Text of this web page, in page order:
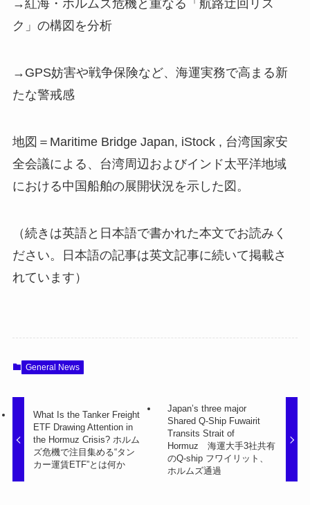
→紅海・ホルムズ危機と重なる「航路迂回リス
ク」の構図を分析
→GPS妨害や戦争保険など、海運実務で高まる新
たな警戒感
地図＝Maritime Bridge Japan, iStock , 台湾国家安
全会議による、台湾周辺およびインド太平洋地域
における中国船舶の展開状況を示した図。
（続きは英語と日本語で書かれた本文でお読みく
ださい。日本語の記事は英文記事に続いて掲載さ
れています）
General News
What Is the Tanker Freight
ETF Drawing Attention in
the Hormuz Crisis? ホルム
ズ危機で注目集める“タン
カー運賃ETF”とは何か
Japan’s three major
Shared Q-Ship Fuwairit
Transits Strait of
Hormuz 海運大手3社共有
のQ-ship フワイリット、
ホルムズ通過